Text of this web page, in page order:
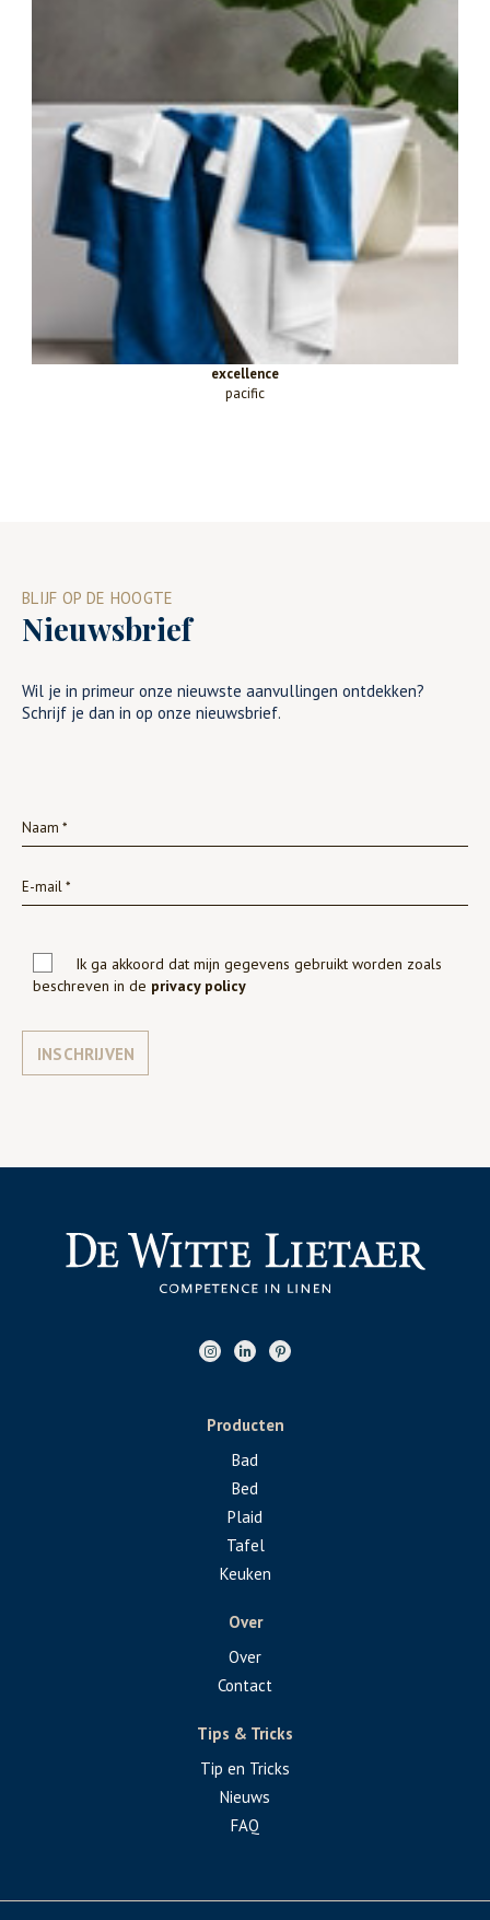
excellence
pacific
BLIJF OP DE HOOGTE
Nieuwsbrief
Wil je in primeur onze nieuwste aanvullingen ontdekken?
Schrijf je dan in op onze nieuwsbrief.
Ik ga akkoord dat mijn gegevens gebruikt worden zoals
beschreven in de privacy policy
INSCHRIJVEN
Producten
Bad
Bed
Plaid
Tafel
Keuken
Over
Over
Contact
Tips & Tricks
Tip en Tricks
Nieuws
FAQ